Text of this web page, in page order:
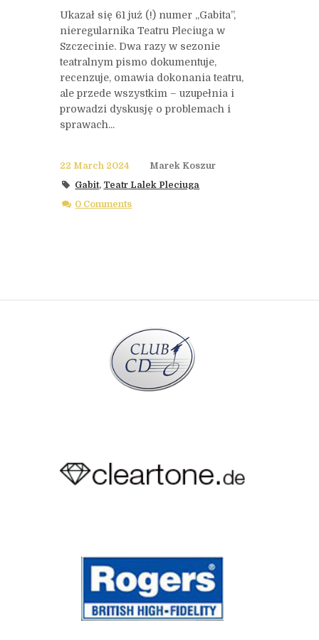
Ukazał się 61 już (!) numer „Gabita”,
nieregularnika Teatru Pleciuga w
Szczecinie. Dwa razy w sezonie
teatralnym pismo dokumentuje,
recenzuje, omawia dokonania teatru,
ale przede wszystkim – uzupełnia i
prowadzi dyskusję o problemach i
sprawach...
22 March 2024
Marek Koszur
Gabit, Teatr Lalek Pleciuga
0 Comments